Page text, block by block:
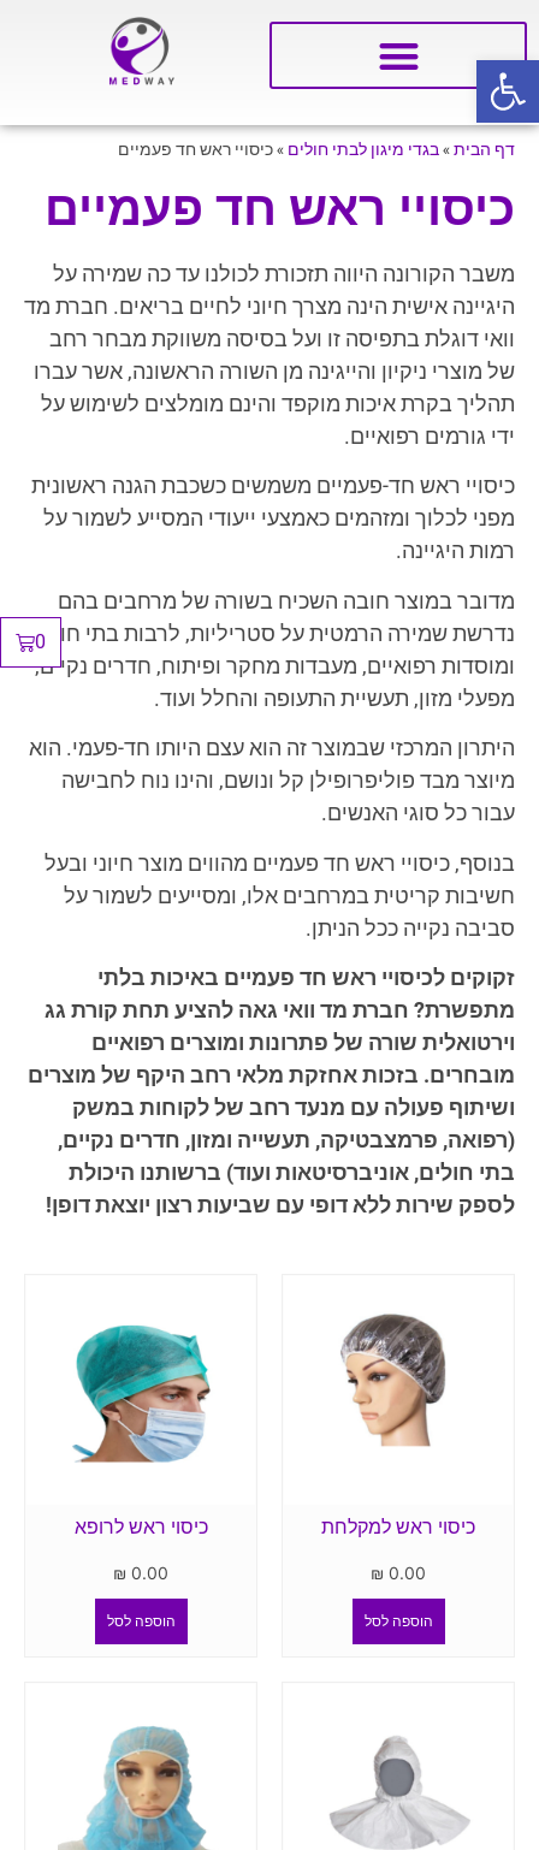
פתח סרגל נגישות
0
דף הבית»בגדי מיגון לבתי חולים »כיסויי ראש חד פעמיים
כיסויי ראש חד פעמיים
משבר הקורונה היווה תזכורת לכולנו עד כה שמירה על
היגיינה אישית הינה מצרך חיוני לחיים בריאים. חברת מד
וואי דוגלת בתפיסה זו ועל בסיסה משווקת מבחר רחב
של מוצרי ניקיון והייגינה מן השורה הראשונה, אשר עברו
תהליך בקרת איכות מוקפד והינם מומלצים לשימוש על
ידי גורמים רפואיים.
כיסויי ראש חד-פעמיים משמשים כשכבת הגנה ראשונית
מפני לכלוך ומזהמים כאמצעי ייעודי המסייע לשמור על
רמות היגיינה.
מדובר במוצר חובה השכיח בשורה של מרחבים בהם
נדרשת שמירה הרמטית על סטריליות, לרבות בתי חולים
ומוסדות רפואיים, מעבדות מחקר ופיתוח, חדרים נקיים,
מפעלי מזון, תעשיית התעופה והחלל ועוד.
היתרון המרכזי שבמוצר זה הוא עצם היותו חד-פעמי. הוא
מיוצר מבד פוליפרופילן קל ונושם, והינו נוח לחבישה
עבור כל סוגי האנשים.
בנוסף, כיסויי ראש חד פעמיים מהווים מוצר חיוני ובעל
חשיבות קריטית במרחבים אלו, ומסייעים לשמור על
סביבה נקייה ככל הניתן.
זקוקים לכיסויי ראש חד פעמיים באיכות בלתי
מתפשרת? חברת מד וואי גאה להציע תחת קורת גג
וירטואלית שורה של פתרונות ומוצרים רפואיים
מובחרים. בזכות אחזקת מלאי רחב היקף של מוצרים
ושיתוף פעולה עם מנעד רחב של לקוחות במשק
(רפואה, פרמצבטיקה, תעשייה ומזון, חדרים נקיים,
בתי חולים, אוניברסיטאות ועוד) ברשותנו היכולת
לספק שירות ללא דופי עם שביעות רצון יוצאת דופן!
כיסוי ראש למקלחת
0.00
₪
הוספה לסל
כיסוי ראש לרופא
0.00
₪
הוספה לסל